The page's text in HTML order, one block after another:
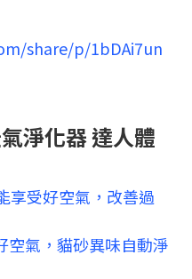
share/p/1bDAi7un
淨化器 達人體
享受好空氣，改善過
空氣，貓砂異味自動淨